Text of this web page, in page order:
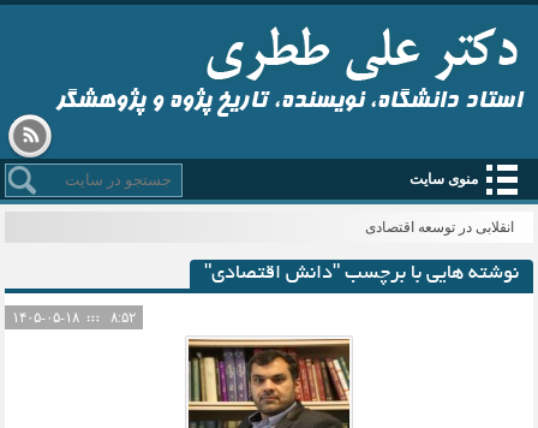
استاد دانشگاه، نویسنده، تاریخ پژوه و پژوهشگر
منوی سایت
انقلابی در توسعه اقتصادی
نوشته هایی با برچسب "دانش اقتصادی"
۸:۵۲